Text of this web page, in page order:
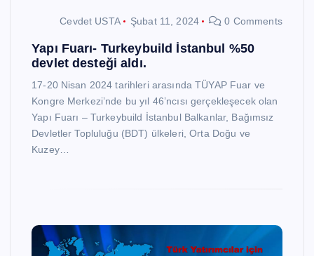
Cevdet USTA Şubat 11, 2024 0 Comments
Yapı Fuarı- Turkeybuild İstanbul %50
devlet desteği aldı.
17-20 Nisan 2024 tarihleri arasında TÜYAP Fuar ve
Kongre Merkezi’nde bu yıl 46’ncısı gerçekleşecek olan
Yapı Fuarı – Turkeybuild İstanbul Balkanlar, Bağımsız
Devletler Topluluğu (BDT) ülkeleri, Orta Doğu ve
Kuzey…